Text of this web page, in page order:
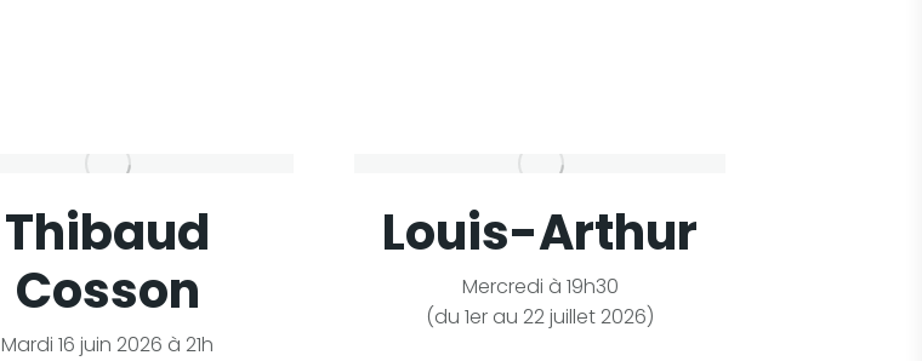
Thibaud
Cosson
Mardi 16 juin 2026 à 21h
Louis-Arthur
Mercredi à 19h30
(du 1er au 22 juillet 2026)